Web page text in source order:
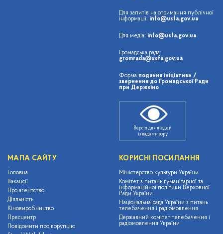
Для запитів на отримання публічної
інформації: info@usfa.gov.ua
Для медіа: info@usfa.gov.ua
Громадська рада:
gromrada@usfa.gov.ua
Форма подання ініціативи /
звернення до Громадської Ради
при Держкіно
Версія для людей
із вадами зору
МАПА САЙТУ
Головна
Вакансії
Про агентство
Діяльність
Кіновиробництво
Пресцентр
Повідомити про корупцію
КОРИСНІ ПОСИЛАННЯ
Міністерство культури України
Комітет з питань гуманітарної та
інформаційної політики Верховної
Ради України
Національна рада України з питань
телебачення і радіомовлення
Державний комітет телебачення і
радіомовлення України